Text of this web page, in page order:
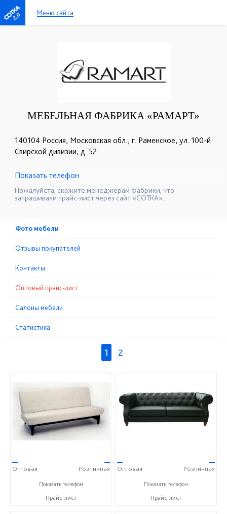
2.0 Меню сайта
МЕБЕЛЬНАЯ ФАБРИКА «РАМАРТ»
140104 Россия, Московская обл., г. Раменское, ул. 100-й
Свирской дивизии, д. 52
☎+7 (495) 739 00 04
Показать телефон
Пожалуйста, скажите менеджерам фабрики, что
запрашивали прайс-лист через сайт «СОТКА».
Фото мебели
Отзывы покупателей
Контакты
Оптовый прайс-лист
Cалоны мебели
Статистика
1 2
—
Оптовая
—
Розничная
+7 (495) 739 00 04
Показать телефон
Прайс-лист
—
Оптовая
—
Розничная
+7 (495) 739 00 04
Показать телефон
Прайс-лист